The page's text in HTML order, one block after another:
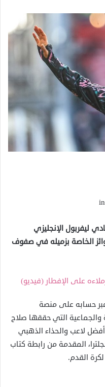
ليفربول الإنجليزي
الخاصة بزميله في صفوف
على الإفطار (فيديو)
حسابه على منصة
والجماعية التي حققها صلاح
أفضل لاعب والحذاء الذهبي
المقدمة من رابطة كتاب
القدم.